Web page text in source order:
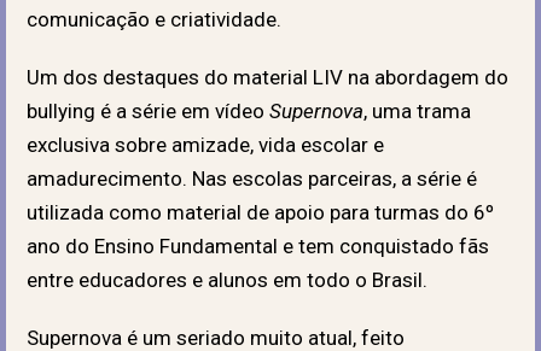
comunicação e criatividade.
Um dos destaques do material LIV na abordagem do
bullying é a série em vídeo Supernova, uma trama
exclusiva sobre amizade, vida escolar e
amadurecimento. Nas escolas parceiras, a série é
utilizada como material de apoio para turmas do 6º
ano do Ensino Fundamental e tem conquistado fãs
entre educadores e alunos em todo o Brasil.
Supernova é um seriado muito atual, feito